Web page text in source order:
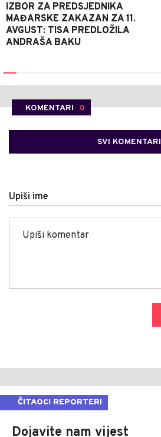
IZBOR ZA PREDSJEDNIKA
MAĐARSKE ZAKAZAN ZA 11.
AVGUST: TISA PREDLOŽILA
ANDRAŠA BAKU
KOMENTARI 0
SVI KOMENTARI
Upiši ime
ČITAOCI REPORTERI
Dojavite nam vijest